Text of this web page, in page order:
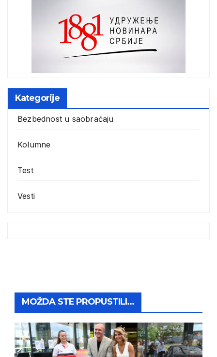
Kategorije
Bezbednost u saobraćaju
Kolumne
Test
Vesti
MOŽDA STE PROPUSTILI...